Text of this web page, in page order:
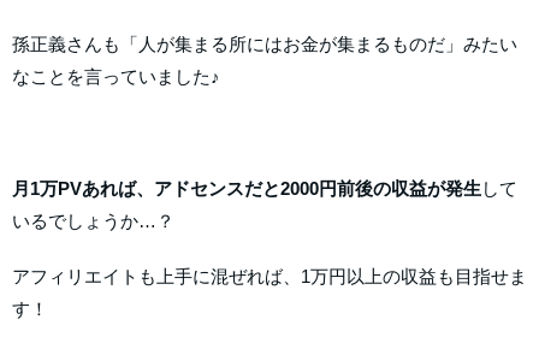
孫正義さんも「人が集まる所にはお金が集まるものだ」みたい
なことを言っていました♪
月1万PVあれば、アドセンスだと2000円前後の収益が発生 して
いるでしょうか…？
アフィリエイトも上手に混ぜれば、1万円以上の収益も目指せま
す！